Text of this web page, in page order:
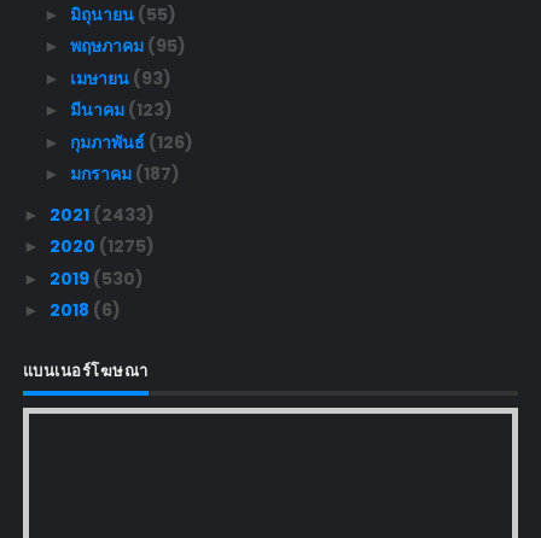
► มิถุนายน (55)
► พฤษภาคม (95)
► เมษายน (93)
► มีนาคม (123)
► กุมภาพันธ์ (126)
► มกราคม (187)
► 2021 (2433)
► 2020 (1275)
► 2019 (530)
► 2018 (6)
แบนเนอร์โฆษณา